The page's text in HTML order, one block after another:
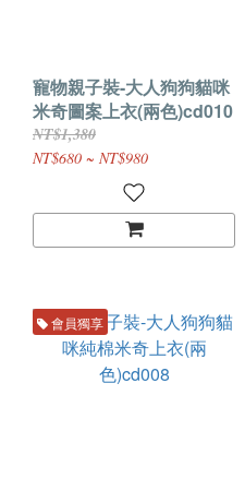
寵物親子裝-大人狗狗貓咪
米奇圖案上衣(兩色)cd010
NT$1,380
NT$680 ~ NT$980
會員獨享